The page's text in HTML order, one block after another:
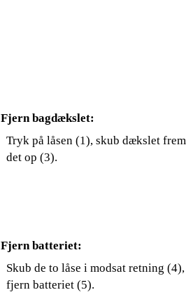
Fjern bagdækslet:
Tryk på låsen (1), skub dækslet
det op (3).
Fjern batteriet:
Skub de to låse i modsat retning
fjern batteriet (5).